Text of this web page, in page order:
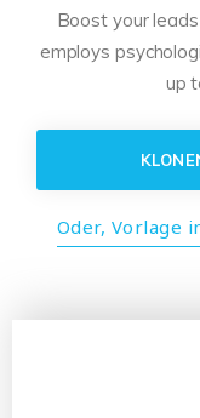
Boost your
employs
up
Oder, Vorlage